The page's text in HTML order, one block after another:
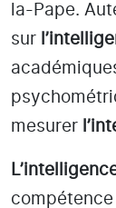
la-Pape.
sur
mesurer